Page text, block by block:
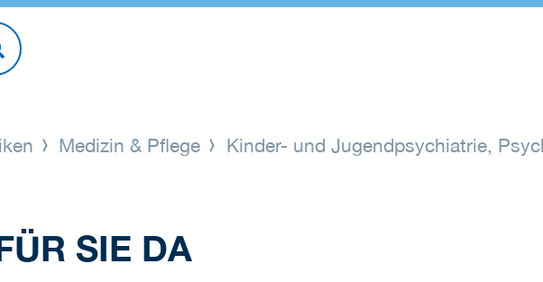
Medizin & Pflege
Kinder- und Jugendpsychiatrie,
SIE DA